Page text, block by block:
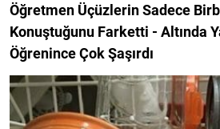
Öğretmen Üçüzlerin Sadece
Konuştuğunu Farketti - Altında
Öğrenince Çok Şaşırdı